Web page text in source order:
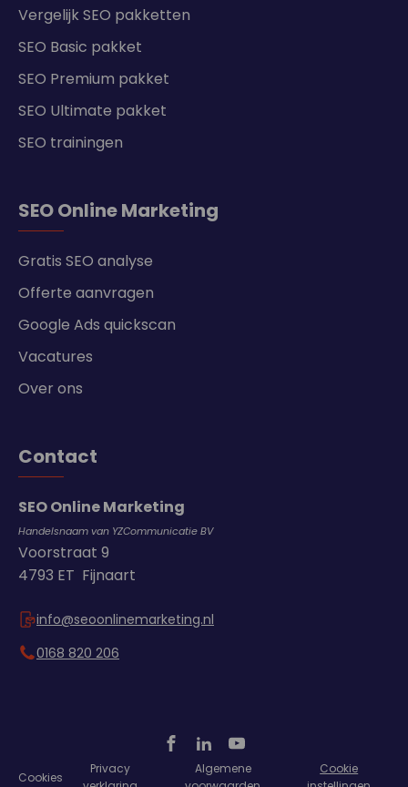
Vergelijk SEO pakketten
SEO Basic pakket
SEO Premium pakket
SEO Ultimate pakket
SEO trainingen
SEO Online Marketing
Gratis SEO analyse
Offerte aanvragen
Google Ads quickscan
Vacatures
Over ons
Contact
SEO Online Marketing
Handelsnaam van YZCommunicatie BV
Voorstraat 9
4793 ET Fijnaart
info@seoonlinemarketing.nl
0168 820 206
Cookies
Privacy
Algemene
Cookie